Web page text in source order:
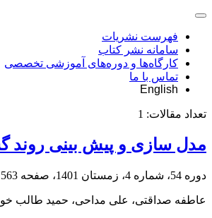
فهرست نشریات
سامانه نشر کتاب
کارگاه‌ها و دوره‌های آموزشی تخصصی
تماس با ما
English
تعداد مقالات: 1
مدل سازی و پیش بینی روند
دوره 54، شماره 4، زمستان 1401، صفحه 1585
عاطفه صداقتی، علی مداحی، حمید طالب